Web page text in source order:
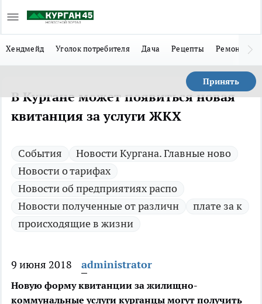
Хендмейд Уголок потребителя Дача Рецепты Ремонт
Принять
В Кургане может появиться новая
квитанция за услуги ЖКХ
Cобытия
Новости Кургана. Главные ново
Новости о тарифах
Новости об предприятиях распо
Новости полученные от различн
плате за к
происходящие в жизни
9 июня 2018 administrator
Новую форму квитанции за жилищно-
коммунальные услуги курганцы могут получить